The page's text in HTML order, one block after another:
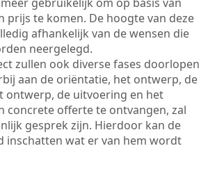
prijs te komen. De hoogte van deze
afhankelijk van de wensen die
neergelegd.
zullen ook diverse fases doorlopen
aan de oriëntatie, het ontwerp, de
ontwerp, de uitvoering en het
concrete offerte te ontvangen, zal
gesprek zijn. Hierdoor kan de
inschatten wat er van hem wordt